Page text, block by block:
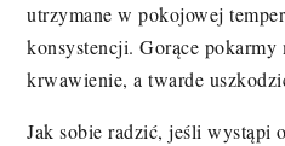
utrzymane w pokojowej
konsystencji. Gorące pokarmy
krwawienie, a twarde
Jak sobie radzić, jeśli wystąpi